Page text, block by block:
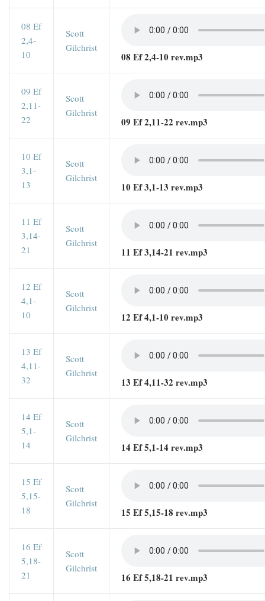
08 Ef
2,4-
10
Scott
Gilchrist
08 Ef 2,4-10 rev.mp3
09 Ef
2,11-
22
Scott
Gilchrist
09 Ef 2,11-22 rev.mp3
10 Ef
3,1-
13
Scott
Gilchrist
10 Ef 3,1-13 rev.mp3
11 Ef
3,14-
21
Scott
Gilchrist
11 Ef 3,14-21 rev.mp3
12 Ef
4,1-
10
Scott
Gilchrist
12 Ef 4,1-10 rev.mp3
13 Ef
4,11-
32
Scott
Gilchrist
13 Ef 4,11-32 rev.mp3
14 Ef
5,1-
14
Scott
Gilchrist
14 Ef 5,1-14 rev.mp3
15 Ef
5,15-
18
Scott
Gilchrist
15 Ef 5,15-18 rev.mp3
16 Ef
5,18-
21
Scott
Gilchrist
16 Ef 5,18-21 rev.mp3